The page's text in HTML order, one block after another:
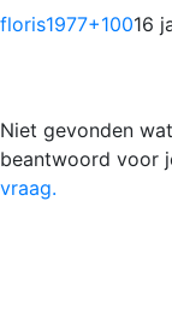
floris1977+10016
Niet gevonden
beantwoord voor
vraag.